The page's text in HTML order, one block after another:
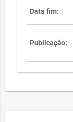
Data fim:
Publicação: